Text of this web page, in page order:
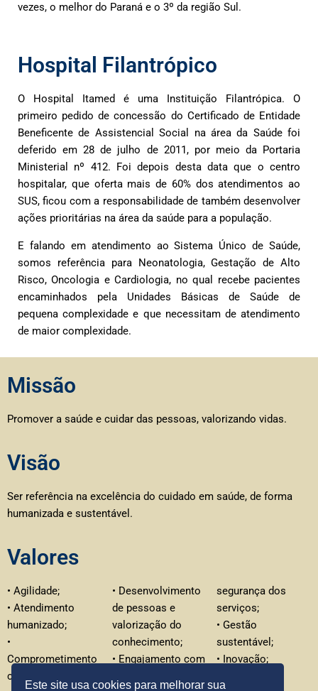
Este site usa cookies para melhorar sua
vezes, o melhor do Paraná e o 3º da região Sul.
Hospital Filantrópico
O Hospital Itamed é uma Instituição Filantrópica. O
primeiro pedido de concessão do Certificado de Entidade
Beneficente de Assistencial Social na área da Saúde foi
deferido em 28 de julho de 2011, por meio da Portaria
Ministerial nº 412. Foi depois desta data que o centro
hospitalar, que oferta mais de 60% dos atendimentos ao
SUS, ficou com a responsabilidade de também desenvolver
ações prioritárias na área da saúde para a população.
E falando em atendimento ao Sistema Único de Saúde,
somos referência para Neonatologia, Gestação de Alto
Risco, Oncologia e Cardiologia, no qual recebe pacientes
encaminhados pela Unidades Básicas de Saúde de
pequena complexidade e que necessitam de atendimento
de maior complexidade.
Missão
Promover a saúde e cuidar das pessoas, valorizando vidas.
Visão
Ser referência na excelência do cuidado em saúde, de forma
humanizada e sustentável.
Valores
• Agilidade;
• Atendimento
humanizado;
•
Comprometimento
com a vida e
• Desenvolvimento
de pessoas e
valorização do
conhecimento;
• Engajamento com
segurança dos
serviços;
• Gestão
sustentável;
• Inovação;